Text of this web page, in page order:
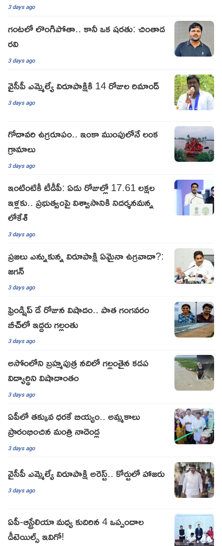
3 days ago
గంటలో లొంగిపోతా.. కానీ ఒక షరతు: చింతాడ
రవి
3 days ago
వైసీపీ ఎమ్మెల్యే విరూపాక్షికి 14 రోజుల రిమాండ్
3 days ago
గోదావరి ఉగ్రరూపం.. ఇంకా ముంపులోనే లంక
గ్రామాలు
3 days ago
ఇంటింటికీ టీడీపీ: ఏడు రోజుల్లో 17.61 లక్షల
ఇళ్లకు.. ప్రభుత్వంపై విశ్వాసానికి నిదర్శనమన్న
లోకేశ్
3 days ago
ప్రజలు ఎన్నుకున్న విరూపాక్షి ఏమైనా ఉగ్రవాదా?:
జగన్
3 days ago
ఫ్రెండ్షిప్ డే రోజున విషాదం.. పాత గంగవరం
బీచ్‌లో ఇద్దరు గల్లంతు
3 days ago
అసోంలోని బ్రహ్మపుత్ర నదిలో గల్లంతైన కడప
విద్యార్థిని విషాదాంతం
3 days ago
ఏపీలో తక్కువ ధరకే బియ్యం.. అమ్మకాలు
ప్రారంభించిన మంత్రి నాదెండ్ల
3 days ago
వైసీపీ ఎమ్మెల్యే విరూపాక్షి అరెస్ట్.. కోర్టులో హాజరు
3 days ago
ఏపీ-ఆస్ట్రేలియా మధ్య కుదిరిన 4 ఒప్పందాల
డీటెయిల్స్ ఇవిగో!